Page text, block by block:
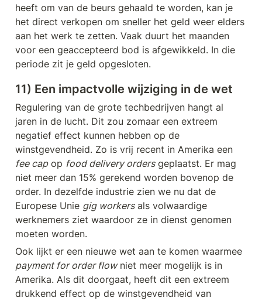
heeft om van de beurs gehaald te worden, kan je
het direct verkopen om sneller het geld weer elders
aan het werk te zetten. Vaak duurt het maanden
voor een geaccepteerd bod is afgewikkeld. In die
periode zit je geld opgesloten.
11) Een impactvolle wijziging in de wet
Regulering van de grote techbedrijven hangt al
jaren in de lucht. Dit zou zomaar een extreem
negatief effect kunnen hebben op de
fee cap op food delivery orders geplaatst. Er mag
niet meer dan 15% gerekend worden bovenop de
order. In dezelfde industrie zien we nu dat de
Europese Unie gig workers als volwaardige
werknemers ziet waardoor ze in dienst genomen
moeten worden.
payment for order flow niet meer mogelijk is in
Amerika. Als dit doorgaat, heeft dit een extreem
drukkend effect op de winstgevendheid van